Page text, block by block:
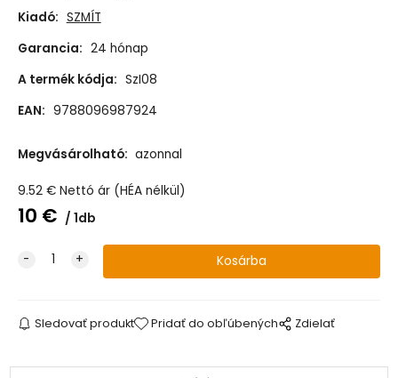
Kiadó: SZMÍT
Garancia: 24 hónap
A termék kódja: SzI08
EAN: 9788096987924
Megvásárolható: azonnal
9.52€ Nettó ár (HÉA nélkül)
10 € 1db
Sledovať produkt Pridať do obľúbených Zdielať